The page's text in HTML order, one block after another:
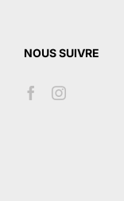
NOUS SUIVRE